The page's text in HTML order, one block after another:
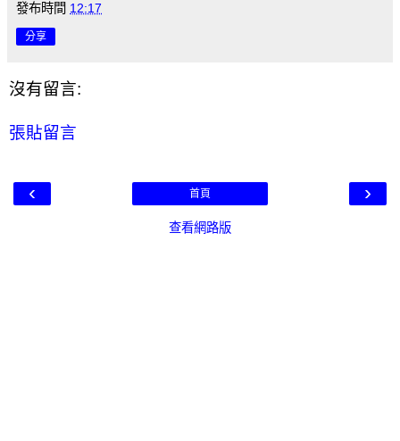
發布時間 12:17
分享
沒有留言:
張貼留言
‹ ›
首頁
查看網路版